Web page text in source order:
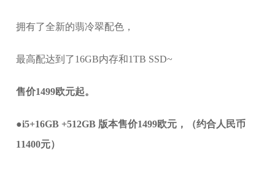
拥有了全新的翡冷翠配色，
最高配达到了16GB内存和1TB SSD~
售价1499欧元起。
●i5+16GB +512GB 版本售价1499欧元，（约合人民币
11400元）